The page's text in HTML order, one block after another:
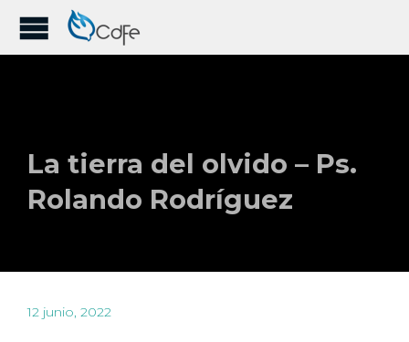
La tierra del olvido – Ps.
Rolando Rodríguez
12 junio, 2022